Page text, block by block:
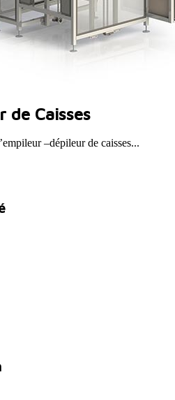
de Caisses
–dépileur de caisses...